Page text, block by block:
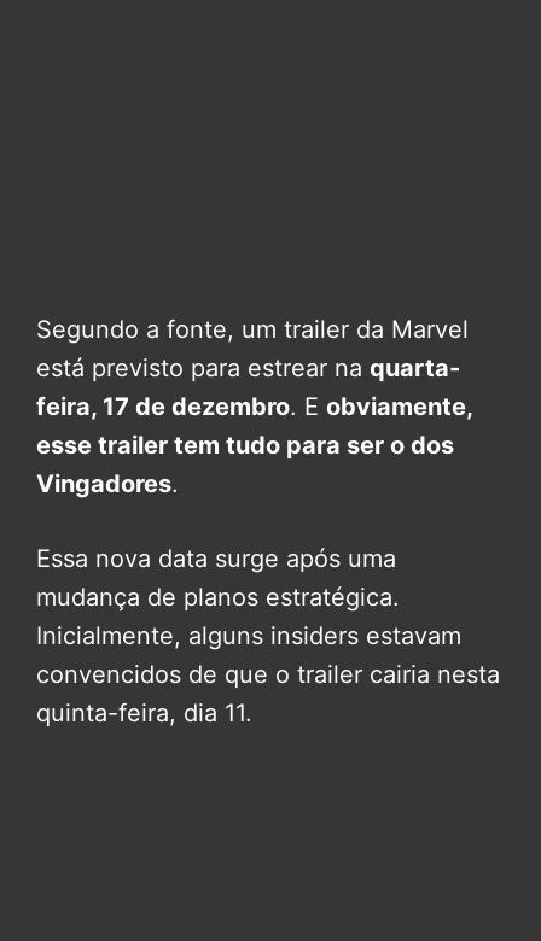
Segundo a fonte, um trailer da Marvel
está previsto para estrear na quarta-
feira, 17 de dezembro. E obviamente,
esse trailer tem tudo para ser o dos
Vingadores.
Essa nova data surge após uma
mudança de planos estratégica.
Inicialmente, alguns insiders estavam
convencidos de que o trailer cairia nesta
quinta-feira, dia 11.